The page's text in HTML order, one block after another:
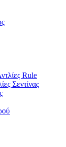
Rule
Σεντίνας